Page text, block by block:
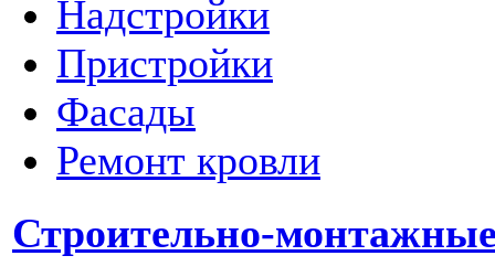
Надстройки
Пристройки
Фасады
Ремонт кровли
Строительно-